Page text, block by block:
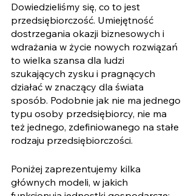
Dowiedzieliśmy się, co to jest
przedsiębiorczość. Umiejętność
dostrzegania okazji biznesowych i
wdrażania w życie nowych rozwiązań
to wielka szansa dla ludzi
szukających zysku i pragnących
działać w znaczący dla świata
sposób. Podobnie jak nie ma jednego
typu osoby przedsiębiorcy, nie ma
też jednego, zdefiniowanego na stałe
rodzaju przedsiębiorczości.
Poniżej zaprezentujemy kilka
głównych modeli, w jakich